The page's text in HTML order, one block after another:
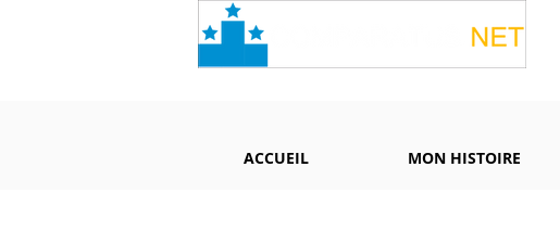
ACCUEIL MON HISTOIRE